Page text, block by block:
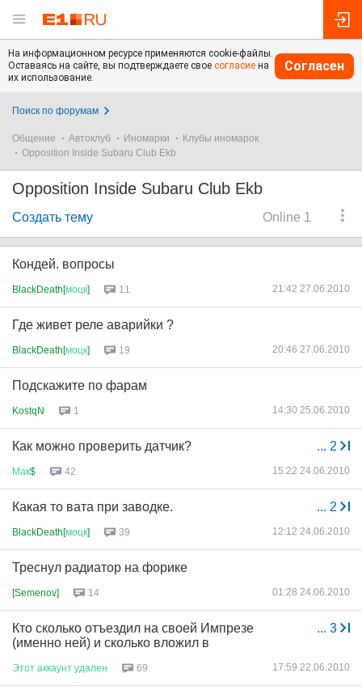
На информационном ресурсе применяются cookie-файлы.
Оставаясь на сайте, вы подтверждаете свое согласие на
их использование.
Согласен
Поиск по форумам
Общение Автоклуб Иномарки
Клубы иномарок
Opposition Inside Subaru Club Ekb
Opposition Inside Subaru Club Ekb
Online 1
Создать тему
Кондей. вопросы
BlackDeath[моцк] 11 21:42 27.06.2010
Где живет реле аварийки ?
BlackDeath[моцк] 19 20:46 27.06.2010
Подскажите по фарам
KostqN 1 14:30 25.06.2010
... 2
Как можно проверить датчик?
Мак$ 42 15:22 24.06.2010
... 2
Какая то вата при заводке.
BlackDeath[моцк] 39 12:12 24.06.2010
Треснул радиатор на форике
[Semenov] 14 01:28 24.06.2010
... 3
Кто сколько отъездил на своей Импрезе
(именно ней) и сколько вложил в
Этот аккаунт удален 69 17:59 22.06.2010